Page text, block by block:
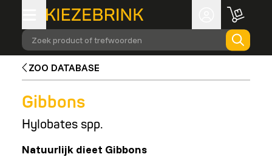
Zoek product of trefwoorden
ZOO DATABASE
Gibbons
Hylobates spp.
Natuurlijk dieet Gibbons